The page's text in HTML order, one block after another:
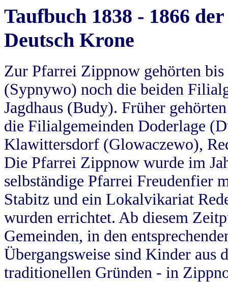
Taufbuch 1838 - 1866
Deutsch Krone
Zur Pfarrei Zippnow gehörten
(Sypnywo) noch die beiden
Jagdhaus (Budy). Früher
die Filialgemeinden Doderlage
Klawittersdorf (Glowaczewo),
Die Pfarrei Zippnow wurde im
selbständige Pfarrei Freudenfier
Stabitz und ein Lokalvikariat
wurden errichtet. Ab diesem
Gemeinden, in den
Übergangsweise sind Kinder aus
traditionellen Gründen - in